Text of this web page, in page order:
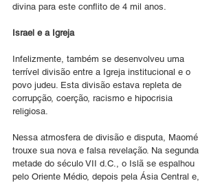
divina para este conflito de 4 mil anos.
Israel e a Igreja
Infelizmente, também se desenvolveu uma
terrível divisão entre a Igreja institucional e o
povo judeu. Esta divisão estava repleta de
corrupção, coerção, racismo e hipocrisia
religiosa.
Nessa atmosfera de divisão e disputa, Maomé
trouxe sua nova e falsa revelação. Na segunda
metade do século VII d.C., o Islã se espalhou
pelo Oriente Médio, depois pela Ásia Central e,